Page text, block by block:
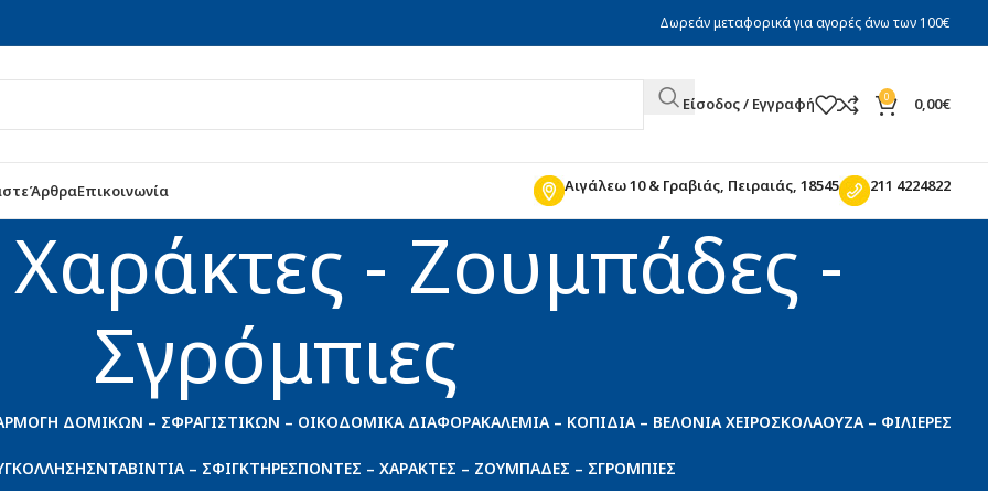
Δωρεάν μεταφορικά για αγορές άνω των 100€
Είσοδος / Εγγραφή 0 0,00€
ΆρθραΕπικοινωνία Αιγάλεω 10 & Γραβιάς, Πειραιάς, 18545 211 4224822
- Ζουμπάδες -
Σγρόμπιες
ΔΟΜΙΚΏΝ – ΣΦΡΑΓΙΣΤΙΚΏΝ – ΟΙΚΟΔΟΜΙΚΆ ΔΙΆΦΟΡΑΚΑΛΈΜΙΑ – ΚΟΠΊΔΙΑ – ΒΕΛΌΝΙΑ ΧΕΙΡΌΣΚΟΛΑΟΎΖΑ – ΦΙΛΙΈΡΕΣ
ΝΤΑΒΊΝΤΙΑ – ΣΦΙΓΚΤΉΡΕΣΠΌΝΤΕΣ – ΧΑΡΆΚΤΕΣ – ΖΟΥΜΠΆΔΕΣ – ΣΓΡΌΜΠΙΕΣ